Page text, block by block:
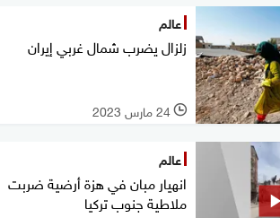
عالم
زلزال يضرب شمال غربي إيران
l 24 مارس 2023
عالم
انهيار مبان في هزة أرضية ضربت
ملاطية جنوب تركيا